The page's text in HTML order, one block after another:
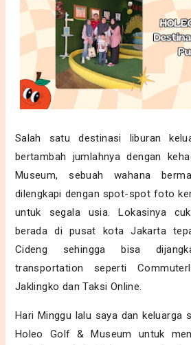
Salah satu destinasi liburan
bertambah jumlahnya dengan
Museum, sebuah wahana
dilengkapi dengan spot-spot foto
untuk segala usia. Lokasinya
berada di pusat kota Jakarta
Cideng sehingga bisa
transportation seperti
Jaklingko dan Taksi Online.
Hari Minggu lalu saya dan keluarga
Holeo Golf & Museum untuk